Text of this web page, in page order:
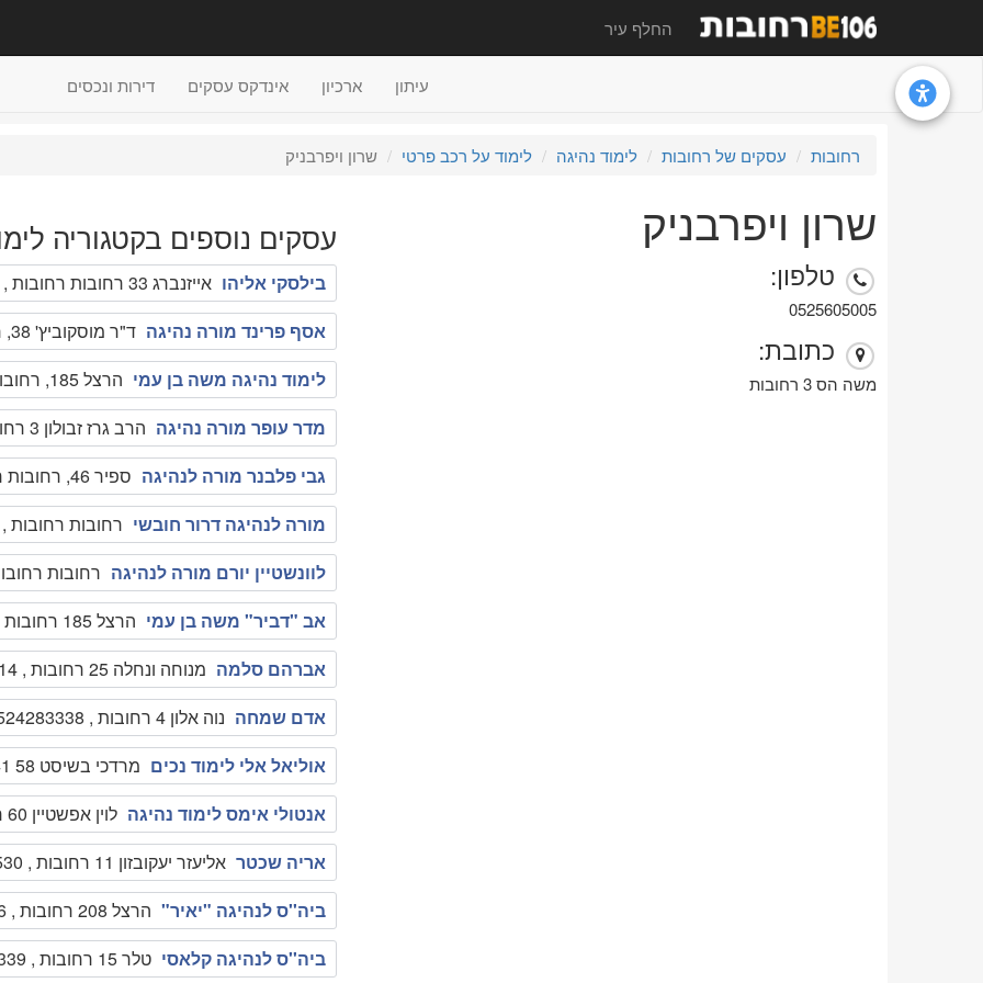
החלף עיר
עיתון ארכיון אינדקס עסקים דירות ונכסים
רחובות עסקים של רחובות לימוד נהיגה לימוד על רכב פרטי שרון ויפרבניק
שרון ויפרבניק
טלפון:
0525605005
כתובת:
משה הס 3 רחובות
עסקים נוספים בקטגוריה
בילסקי אליהו אייזנברג 33 רחובות רחובות , 0546670870
אסף פרינד מורה נהיגה ד"ר מוסקוביץ' 38, רחובות רחובות , 052-3203434
לימוד נהיגה משה בן עמי הרצל 185, רחובות רחובות , 08-9365060
מדר עופר מורה נהיגה הרב גרז זבולון 3 רחובות , 052-2558666
גבי פלבנר מורה לנהיגה ספיר 46, רחובות רחובות , 08-9456830
מורה לנהיגה דרור חובשי רחובות רחובות ,
לוונשטיין יורם מורה לנהיגה רחובות רחובות ,
אב "דביר" משה בן עמי הרצל 185 רחובות , 0522515528
אברהם סלמה מנוחה ונחלה 25 רחובות , 0507610014
אדם שמחה נוה אלון 4 רחובות , 0524283338
אוליאל אלי לימוד נכים מרדכי בשיסט 58 41 41 ג רחובות , 0542345678
אנטולי אימס לימוד נהיגה לוין אפשטיין 60 רחובות , 0505507111
אריה שכטר אליעזר יעקובזון 11 רחובות , 089452530
ביה''ס לנהיגה "יאיר" הרצל 208 רחובות , 0504569876
ביה''ס לנהיגה קלאסי טלר 15 רחובות , 089473339